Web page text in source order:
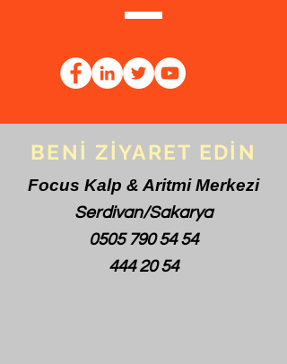
BENİ ZİYARET EDİN
Focus Kalp & Aritmi Merkezi
Serdivan/Sakarya
0505 790 54 54
444 20 54